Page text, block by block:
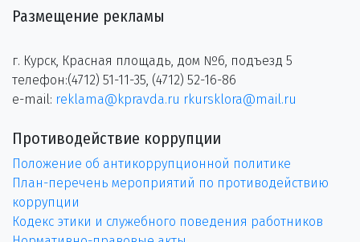
Размещение рекламы
г. Курск, Красная площадь, дом №6, подъезд 5
телефон:(4712) 51-11-35, (4712) 52-16-86
e-mail: reklama@kpravda.ru rkursklora@mail.ru
Противодействие коррупции
Положение об антикоррупционной политике
План-перечень мероприятий по противодействию
коррупции
Кодекс этики и служебного поведения работников